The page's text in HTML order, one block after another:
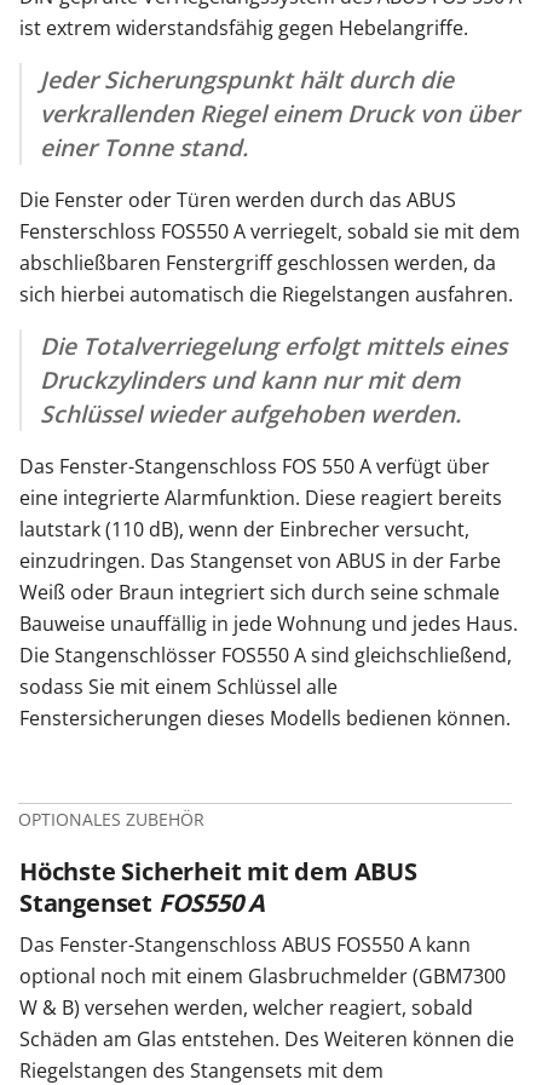
ist extrem widerstandsfähig gegen Hebelangriffe.
Jeder Sicherungspunkt hält durch die
verkrallenden Riegel einem Druck von über
einer Tonne stand.
Die Fenster oder Türen werden durch das ABUS
Fensterschloss FOS550 A verriegelt, sobald sie mit dem
abschließbaren Fenstergriff geschlossen werden, da
sich hierbei automatisch die Riegelstangen ausfahren.
Die Totalverriegelung erfolgt mittels eines
Druckzylinders und kann nur mit dem
Schlüssel wieder aufgehoben werden.
Das Fenster-Stangenschloss FOS 550 A verfügt über
eine integrierte Alarmfunktion. Diese reagiert bereits
lautstark (110 dB), wenn der Einbrecher versucht,
einzudringen. Das Stangenset von ABUS in der Farbe
Weiß oder Braun integriert sich durch seine schmale
Bauweise unauffällig in jede Wohnung und jedes Haus.
Die Stangenschlösser FOS550 A sind gleichschließend,
sodass Sie mit einem Schlüssel alle
Fenstersicherungen dieses Modells bedienen können.
OPTIONALES ZUBEHÖR
Höchste Sicherheit mit dem ABUS
Stangenset FOS550A
Das Fenster-Stangenschloss ABUS FOS550 A kann
optional noch mit einem Glasbruchmelder (GBM7300
W & B) versehen werden, welcher reagiert, sobald
Schäden am Glas entstehen. Des Weiteren können die
Riegelstangen des Stangensets mit dem